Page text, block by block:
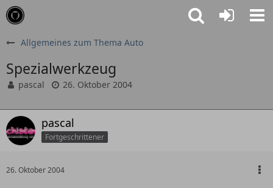
Allgemeines zum Thema Auto
Spezialwerkzeug
pascal 26. Oktober 2004
pascal
Fortgeschrittener
26. Oktober 2004